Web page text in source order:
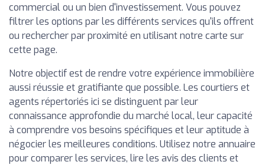
commercial ou un bien d'investissement. Vous pouvez
filtrer les options par les différents services qu'ils offrent
ou rechercher par proximité en utilisant notre carte sur
cette page.
Notre objectif est de rendre votre expérience immobilière
aussi réussie et gratifiante que possible. Les courtiers et
agents répertoriés ici se distinguent par leur
connaissance approfondie du marché local, leur capacité
à comprendre vos besoins spécifiques et leur aptitude à
négocier les meilleures conditions. Utilisez notre annuaire
pour comparer les services, lire les avis des clients et